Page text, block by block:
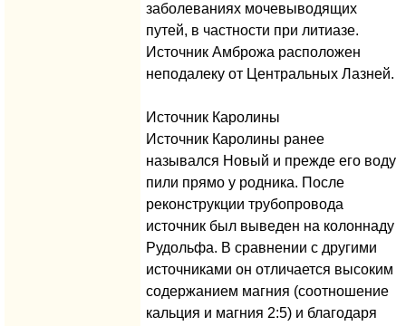
заболеваниях мочевыводящих
путей, в частности при литиазе.
Источник Амброжа расположен
неподалеку от Центральных Лазней.
Источник Каролины
Источник Каролины ранее
назывался Новый и прежде его воду
пили прямо у родника. После
реконструкции трубопровода
источник был выведен на колоннаду
Рудольфа. В сравнении с другими
источниками он отличается высоким
содержанием магния (соотношение
кальция и магния 2:5) и благодаря